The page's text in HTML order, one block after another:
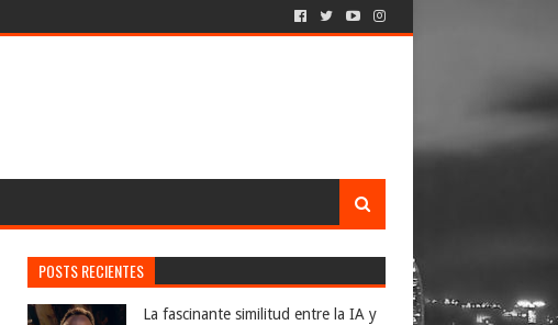
POSTS RECIENTES
La fascinante similitud entre la IA y